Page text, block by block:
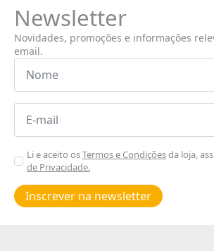
Newsletter
Novidades, promoções e informações
email.
Nome
Email
Aceitar
Poiticas
de
privacidade
Li e aceito osTermos e Condiçõesda loja,
de Privacidade.
Inscrever na newsletter